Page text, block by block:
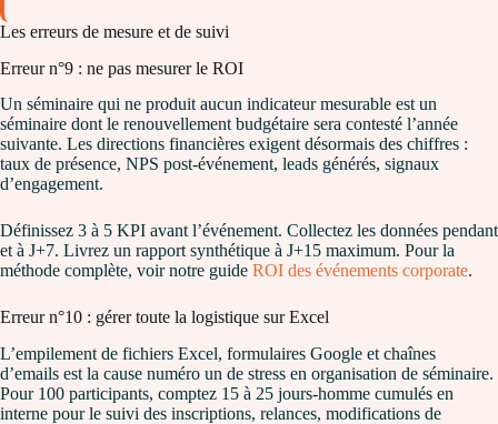
Les erreurs de mesure et de suivi
Erreur n°9 : ne pas mesurer le ROI
Un séminaire qui ne produit aucun indicateur mesurable est un
séminaire dont le renouvellement budgétaire sera contesté l’année
suivante. Les directions financières exigent désormais des chiffres :
taux de présence, NPS post-événement, leads générés, signaux
d’engagement.
Définissez 3 à 5 KPI avant l’événement. Collectez les données pendant
et à J+7. Livrez un rapport synthétique à J+15 maximum. Pour la
méthode complète, voir notre guide ROI des événements corporate.
Erreur n°10 : gérer toute la logistique sur Excel
L’empilement de fichiers Excel, formulaires Google et chaînes
d’emails est la cause numéro un de stress en organisation de séminaire.
Pour 100 participants, comptez 15 à 25 jours-homme cumulés en
interne pour le suivi des inscriptions, relances, modifications de